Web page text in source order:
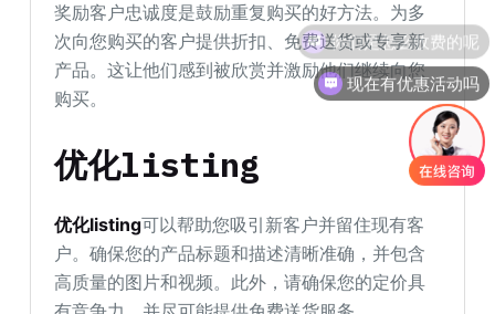
奖励客户忠诚度是鼓励重复购买的好方法。为多
次向您购买的客户提供折扣、免费送货或专享新
产品。这让他们感到被欣赏并激励他们继续向您
购买。
优化listing
优化listing可以帮助您吸引新客户并留住现有客
户。确保您的产品标题和描述清晰准确，并包含
高质量的图片和视频。此外，请确保您的定价具
你们是怎么收费的呢
现在有优惠活动吗